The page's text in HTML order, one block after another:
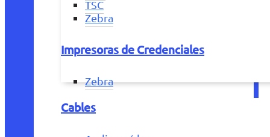
TSC
Zebra
Impresoras de Credenciales
Zebra
Cables